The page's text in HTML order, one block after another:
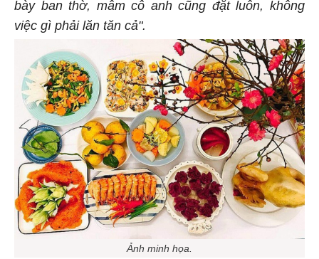
bày ban thờ, mâm cỗ anh cũng đặt luôn, không
việc gì phải lăn tăn cả".
Ảnh minh họa.